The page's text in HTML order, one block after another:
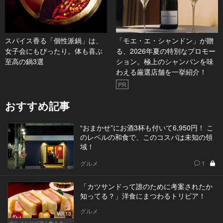
スパイス香る「個性派鍋」は、
女子会にもぴったり。体も喜ぶ
至高の鍋3選
「モエ・エ・シャンドン」が贈
る、2026年夏の特別なプロモー
ション。極上のシャンパンを味
わえる厳選店舗を一挙紹介！
PR
おすすめ記事
“おまかせ”にお酒3杯も付いて6,950円！ こ
のレベルの和食で、このコスパは未知の領
域！
グルメ 1
Vol.13
「カツサンドって誰のために考案されたか
知ってる？」洋食にまつわるトリビア！
グルメ